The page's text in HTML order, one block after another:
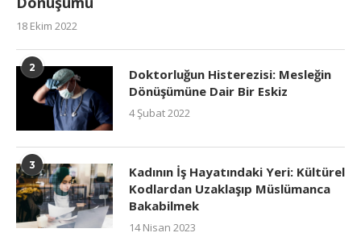
18 Ekim 2022
2
Doktorluğun Histerezisi: Mesleğin
Dönüşümüne Dair Bir Eskiz
4 Şubat 2022
3
Kadının İş Hayatındaki Yeri: Kültürel
Kodlardan Uzaklaşıp Müslümanca
Bakabilmek
14 Nisan 2023